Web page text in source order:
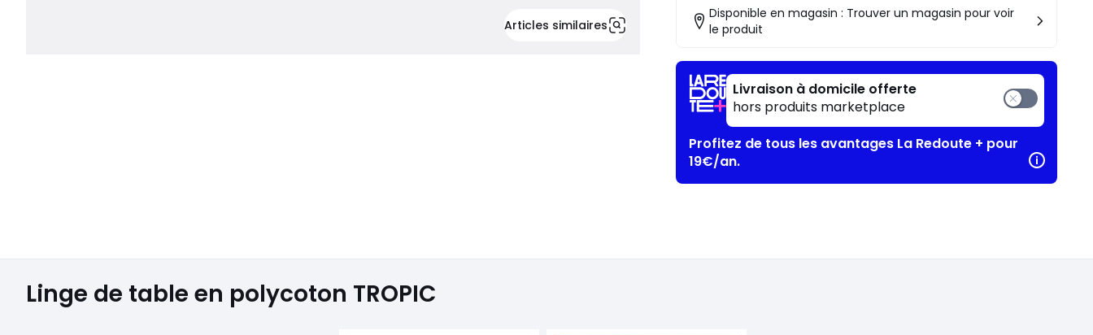
Articles similaires
Disponible en magasin : Trouver un magasin pour voir
le produit
Livraison à domicile offerte
hors produits marketplace
Profitez de tous les avantages La Redoute + pour
19€/an.
Linge de table en polycoton TROPIC